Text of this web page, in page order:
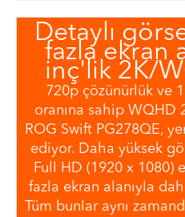
Detaylı
fazla ekran
inç'lik 2K/
720p çözünürlük ve
oranına sahip WQHD
ROG Swift PG278QE,
ediyor. Daha yüksek
Full HD (1920 x 1080)
fazla ekran alanıyla
Tüm bunlar aynı